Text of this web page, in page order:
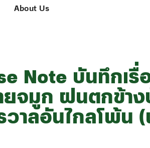
About Us
Note บันทึกเ
ยจมูก ฝนตกข้า
วาลอันไกลโพ้